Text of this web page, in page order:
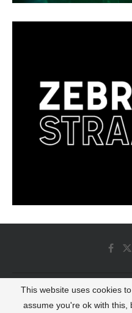
© 2022 - Luminous
This website uses cookies
assume you're ok with this,